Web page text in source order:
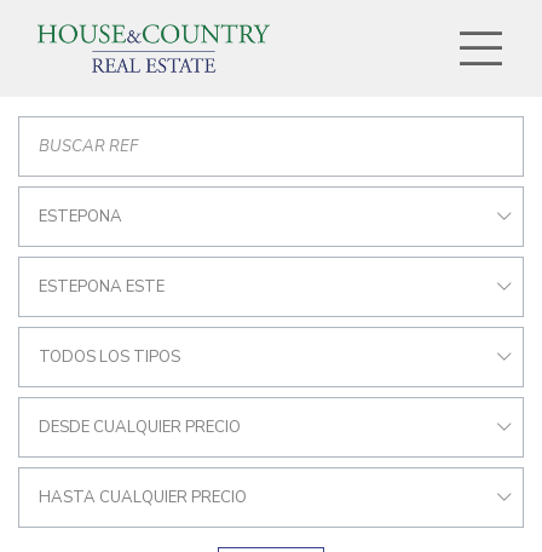
ESTEPONA
ESTEPONA ESTE
TODOS LOS TIPOS
DESDE CUALQUIER PRECIO
HASTA CUALQUIER PRECIO